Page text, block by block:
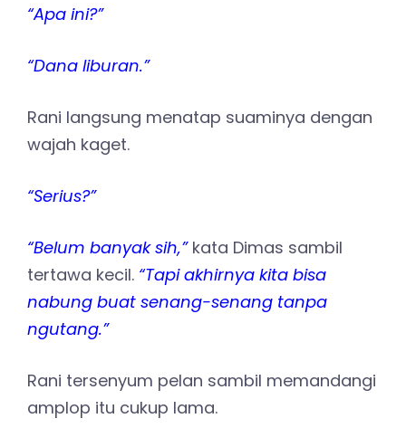
“Apa ini?”
“Dana liburan.”
Rani langsung menatap suaminya dengan
wajah kaget.
“Serius?”
“Belum banyak sih,”kata Dimas sambil
tertawa kecil. “Tapi akhirnya kita bisa
nabung buat senang-senang tanpa
ngutang.”
Rani tersenyum pelan sambil memandangi
amplop itu cukup lama.